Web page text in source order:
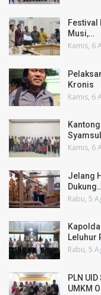
Festival
Musi,…
Kamis, 6
Kronis
Kamis, 6
Kamis, 6
Jelang
Rabu, 5
Leluhur
Rabu, 5
PLN
UMKM